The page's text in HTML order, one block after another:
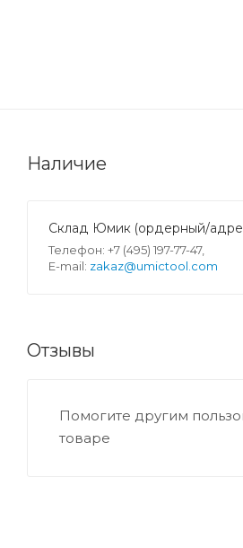
Наличие
Склад Юмик (ордерный/
Телефон: +7 (495) 197-77-47,
E-mail: zakaz@umictool.com
Отзывы
Помогите другим
товаре